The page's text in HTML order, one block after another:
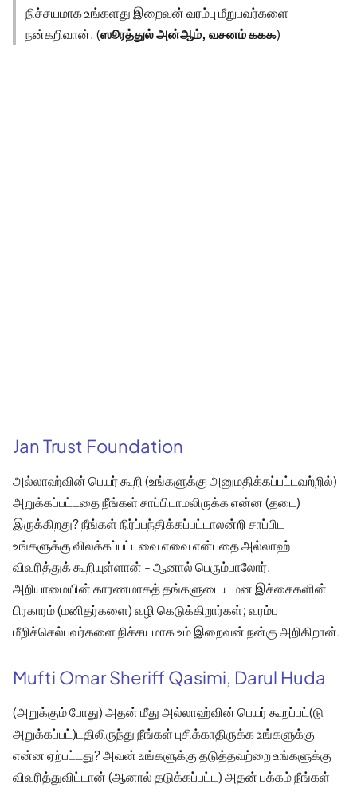
நிச்சயமாக உங்களது இறைவன் வரம்பு மீறுபவர்களை
நன்கறிவான். (ஸூரத்துல் அன்ஆம், வசனம் ௧௧௯)
Jan Trust Foundation
அல்லாஹ்வின் பெயர் கூறி (உங்களுக்கு அனுமதிக்கப்பட்டவற்றில்)
அறுக்கப்பட்டதை நீங்கள் சாப்பிடாமலிருக்க என்ன (தடை)
இருக்கிறது? நீங்கள் நிர்ப்பந்திக்கப்பட்டாலன்றி சாப்பிட
உங்களுக்கு விலக்கப்பட்டவை எவை என்பதை அல்லாஹ்
விவரித்துக் கூறியுள்ளான் - ஆனால் பெரும்பாலோர்,
அறியாமையின் காரணமாகத் தங்களுடைய மன இச்சைகளின்
பிரகாரம் (மனிதர்களை) வழி கெடுக்கிறார்கள்; வரம்பு
மீறிச்செல்பவர்களை நிச்சயமாக உம் இறைவன் நன்கு அறிகிறான்.
Mufti Omar Sheriff Qasimi, Darul Huda
(அறுக்கும் போது) அதன் மீது அல்லாஹ்வின் பெயர் கூறப்பட்(டு
அறுக்கப்பட்)டதிலிருந்து நீங்கள் புசிக்காதிருக்க உங்களுக்கு
என்ன ஏற்பட்டது? அவன் உங்களுக்கு தடுத்தவற்றை உங்களுக்கு
விவரித்துவிட்டான் (ஆனால் தடுக்கப்பட்ட) அதன் பக்கம் நீங்கள்